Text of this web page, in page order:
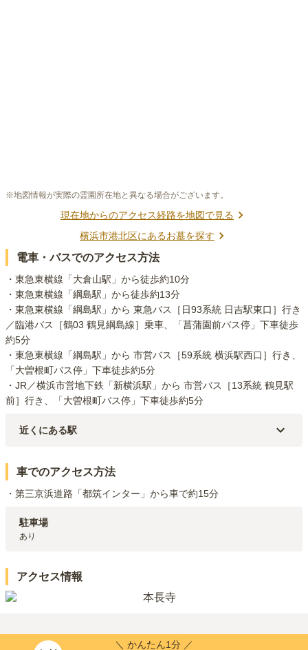
※地図情報が実際の霊園所在地と異なる場合がございます。
現在地からのアクセス経路を地図で見る
横浜市港北区にあるお墓を探す
電車・バスでのアクセス方法
・東急東横線「大倉山駅」から徒歩約10分
・東急東横線「綱島駅」から徒歩約13分
・東急東横線「綱島駅」から 東急バス［日93系統 日吉駅東口］行き
／臨港バス［鶴03 鶴見綱島線］乗車、「菖蒲園前バス停」下車徒歩
約5分
・東急東横線「綱島駅」から 市営バス［59系統 横浜駅西口］行き、
「大曽根町バス停」下車徒歩約5分
・JR／横浜市営地下鉄「新横浜駅」から 市営バス［13系統 鶴見駅
前］行き、「大曽根町バス停」下車徒歩約5分
近くにある駅
車でのアクセス方法
・第三京浜道路「都筑インター」から車で約15分
駐車場
あり
アクセス情報
＼ かんたん1分 ／